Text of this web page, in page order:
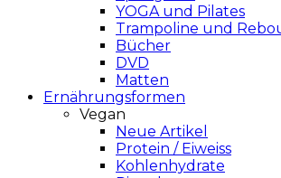
YOGA und Pilates
Trampoline und
Bücher
DVD
Matten
Ernährungsformen
Vegan
Neue Artikel
Protein / Eiweiss
Kohlenhydrate